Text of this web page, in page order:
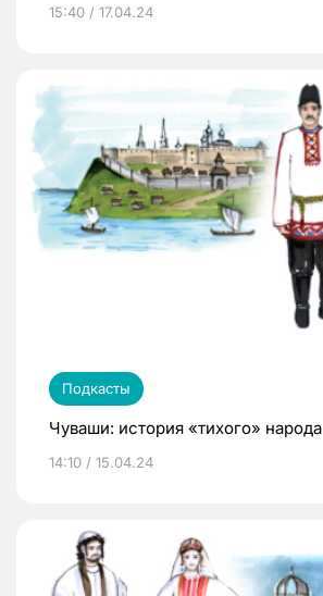
15:40 / 17.04.24
Подкасты
Чуваши: история «тихого» народа
14:10 / 15.04.24